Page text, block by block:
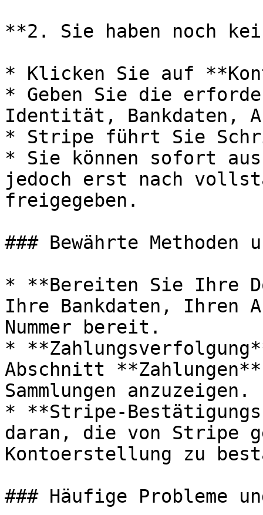
**2. Sie haben noch
* Klicken Sie auf
* Geben Sie die
Identität, Bankdaten,
* Stripe führt Sie
* Sie können sofort
jedoch erst nach
freigegeben.
### Bewährte Methoden
* **Bereiten Sie Ihre
Ihre Bankdaten, Ihren
Nummer bereit.
*
Abschnitt
Sammlungen anzuzeigen.
* **Stripe-
daran, die von Stripe
Kontoerstellung zu
### Häufige Probleme